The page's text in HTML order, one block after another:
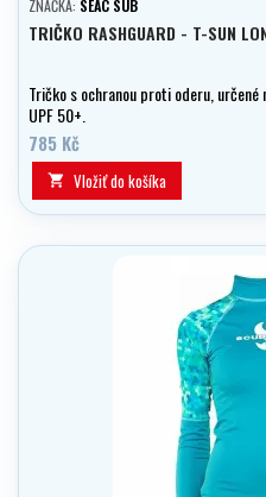
ZNAČKA: SEAC SUB
TRIČKO RASHGUARD - T-SUN
Tričko s ochranou proti oderu, určené
UPF 50+.
785 Kč
 Vložiť do košíka